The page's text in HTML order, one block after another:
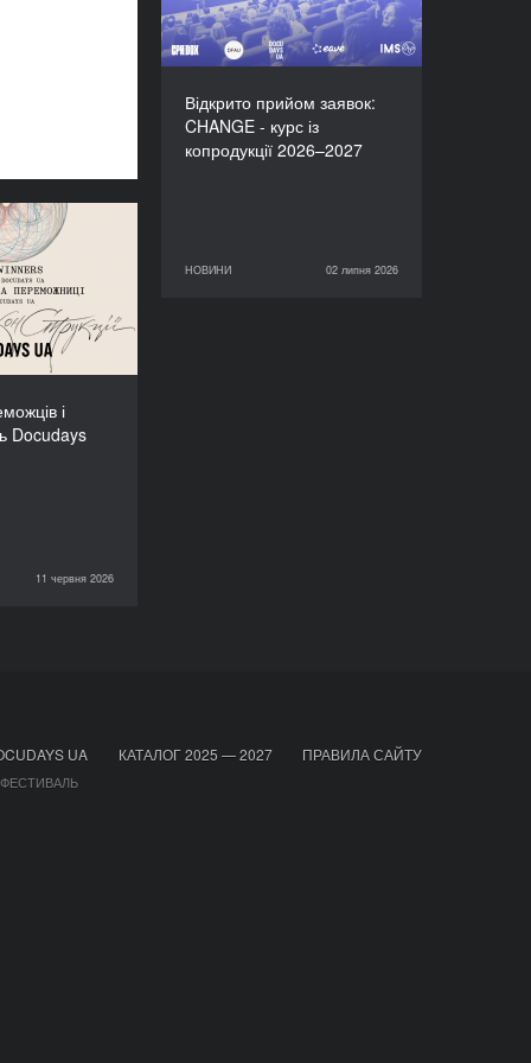
Відкрито прийом заявок:
CHANGE - курс із
копродукції 2026–2027
НОВИНИ 02 липня 2026
НОВИНИ
02 липня 2026
і
Docudays
11 червня 2026
переможців і
Docudays
UA-2026!
НОВИНИ
UA КАТАЛОГ 2025 — 2027 ПРАВИЛА САЙТУ